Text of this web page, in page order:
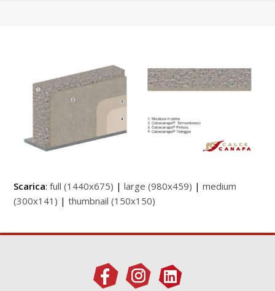
Scarica:full (1440x675) |large (980x459) |medium
(300x141) |thumbnail (150x150)